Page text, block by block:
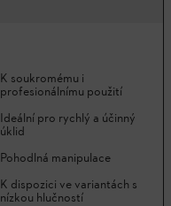
K soukromému i
profesionálnímu použití
Ideální pro rychlý a účinný
úklid
Pohodlná manipulace
K dispozici ve variantách s
nízkou hlučností